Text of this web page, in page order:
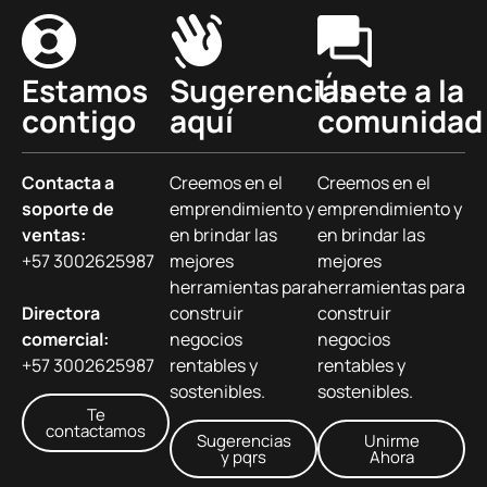
Estamos
contigo
Contacta a
soporte de
ventas:
+57 3002625987
Directora
comercial:
+57 3002625987
Te
contactamos
Sugerencias
aquí
Creemos en el
emprendimiento y
en brindar las
mejores
herramientas para
construir
negocios
rentables y
sostenibles.
Sugerencias
y pqrs
Únete a la
comunidad
Creemos en el
emprendimiento y
en brindar las
mejores
herramientas para
construir
negocios
rentables y
sostenibles.
Unirme
Ahora